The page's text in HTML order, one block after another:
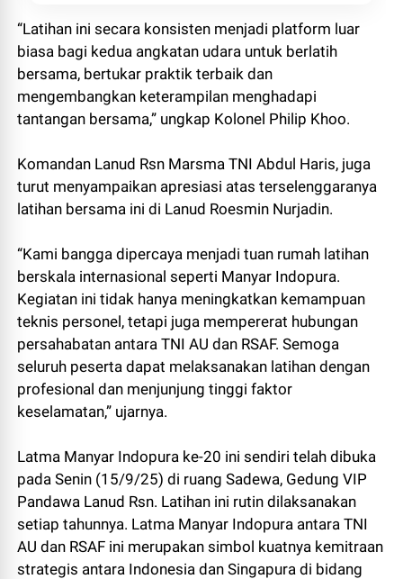
“Latihan ini secara konsisten menjadi platform luar
biasa bagi kedua angkatan udara untuk berlatih
bersama, bertukar praktik terbaik dan
mengembangkan keterampilan menghadapi
tantangan bersama,” ungkap Kolonel Philip Khoo.
Komandan Lanud Rsn Marsma TNI Abdul Haris, juga
turut menyampaikan apresiasi atas terselenggaranya
latihan bersama ini di Lanud Roesmin Nurjadin.
“Kami bangga dipercaya menjadi tuan rumah latihan
berskala internasional seperti Manyar Indopura.
Kegiatan ini tidak hanya meningkatkan kemampuan
teknis personel, tetapi juga mempererat hubungan
persahabatan antara TNI AU dan RSAF. Semoga
seluruh peserta dapat melaksanakan latihan dengan
profesional dan menjunjung tinggi faktor
keselamatan,” ujarnya.
Latma Manyar Indopura ke-20 ini sendiri telah dibuka
pada Senin (15/9/25) di ruang Sadewa, Gedung VIP
Pandawa Lanud Rsn. Latihan ini rutin dilaksanakan
setiap tahunnya. Latma Manyar Indopura antara TNI
AU dan RSAF ini merupakan simbol kuatnya kemitraan
strategis antara Indonesia dan Singapura di bidang